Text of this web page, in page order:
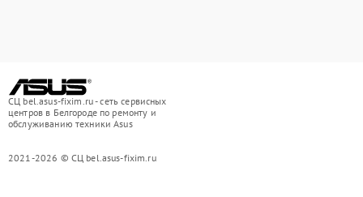
СЦ bel.asus-fixim.ru - сеть сервисных
центров в Белгороде по ремонту и
обслуживанию техники Asus
2021-2026 © СЦ bel.asus-fixim.ru